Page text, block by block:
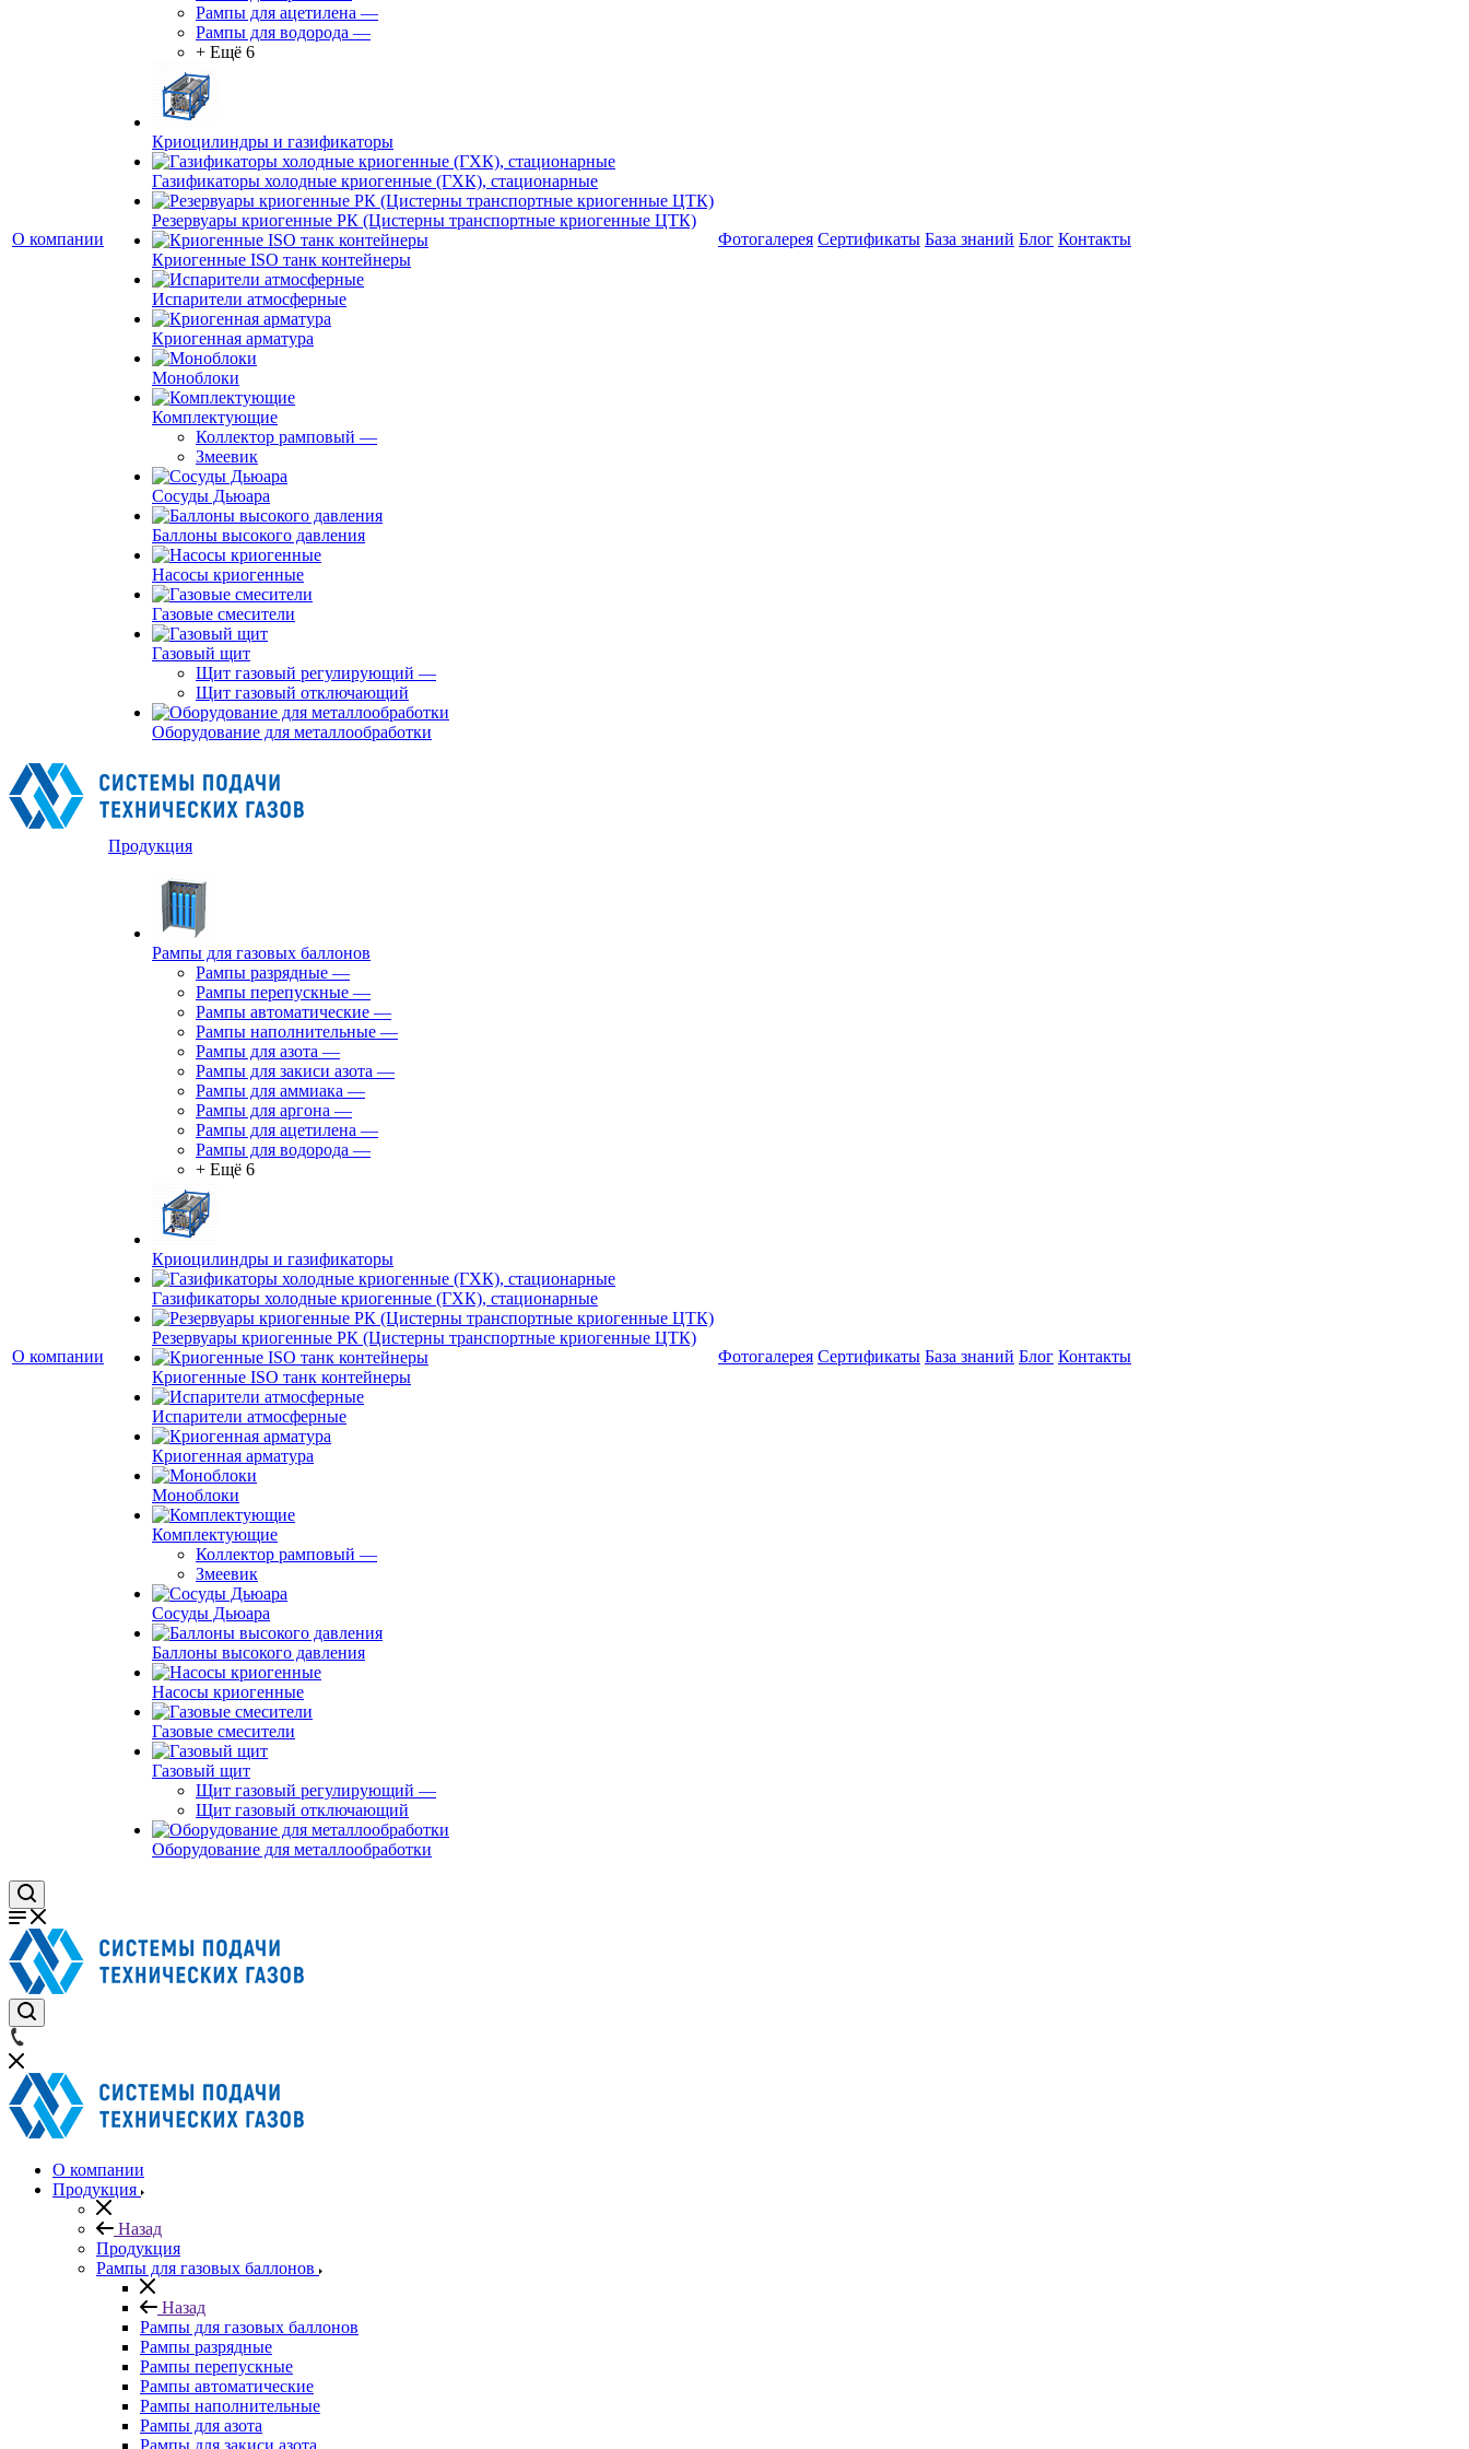
О компании
Рампы для ацетилена —
Рампы для водорода —
+ Ещё 6
Криоцилиндры и газификаторы
Газификаторы холодные криогенные (ГХК), стационарные
Резервуары криогенные РК (Цистерны транспортные криогенные ЦТК)
Криогенные ISO танк контейнеры
Испарители атмосферные
Криогенная арматура
Моноблоки
Комплектующие
Коллектор рамповый —
Змеевик
Сосуды Дьюара
Баллоны высокого давления
Насосы криогенные
Газовые смесители
Газовый щит
Щит газовый регулирующий —
Щит газовый отключающий
Оборудование для металлообработки
Фотогалерея Сертификаты База знаний Блог Контакты
О компании
Продукция
Рампы для газовых баллонов
Рампы разрядные —
Рампы перепускные —
Рампы автоматические —
Рампы наполнительные —
Рампы для азота —
Рампы для закиси азота —
Рампы для аммиака —
Рампы для аргона —
Рампы для ацетилена —
Рампы для водорода —
+ Ещё 6
Криоцилиндры и газификаторы
Газификаторы холодные криогенные (ГХК), стационарные
Резервуары криогенные РК (Цистерны транспортные криогенные ЦТК)
Криогенные ISO танк контейнеры
Испарители атмосферные
Криогенная арматура
Моноблоки
Комплектующие
Коллектор рамповый —
Змеевик
Сосуды Дьюара
Баллоны высокого давления
Насосы криогенные
Газовые смесители
Газовый щит
Щит газовый регулирующий —
Щит газовый отключающий
Оборудование для металлообработки
Фотогалерея Сертификаты База знаний Блог Контакты
О компании
Продукция
Назад
Продукция
Рампы для газовых баллонов
Назад
Рампы для газовых баллонов
Рампы разрядные
Рампы перепускные
Рампы автоматические
Рампы наполнительные
Рампы для азота
Рампы для закиси азота